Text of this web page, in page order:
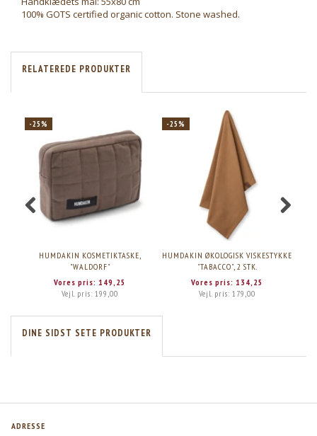
100% GOTS certified organic cotton. Stone washed.
RELATEREDE PRODUKTER
-25%
HUMDAKIN KOSMETIKTASKE,
"WALDORF"
Vores pris: 149,25
Vejl. pris: 199,00
-25%
HUMDAKIN ØKOLOGISK VISKESTYKKE
"TABACCO", 2 STK.
Vores pris: 134,25
Vejl. pris: 179,00
DINE SIDST SETE PRODUKTER
ADRESSE